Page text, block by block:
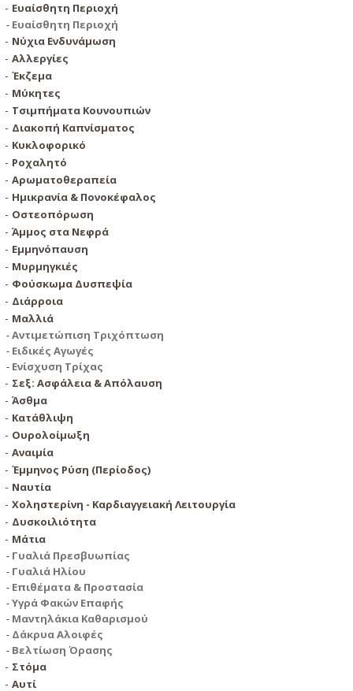
Ευαίσθητη Περιοχή
Ευαίσθητη Περιοχή
Νύχια Ενδυνάμωση
Αλλεργίες
Έκζεμα
Μύκητες
Τσιμπήματα Κουνουπιών
Διακοπή Καπνίσματος
Κυκλοφορικό
Ροχαλητό
Αρωματοθεραπεία
Ημικρανία & Πονοκέφαλος
Οστεοπόρωση
Άμμος στα Νεφρά
Εμμηνόπαυση
Μυρμηγκιές
Φούσκωμα Δυσπεψία
Διάρροια
Μαλλιά
Aντιμετώπιση Τριχόπτωση
Ειδικές Αγωγές
Ενίσχυση Τρίχας
Σεξ: Ασφάλεια & Απόλαυση
Άσθμα
Κατάθλιψη
Ουρολοίμωξη
Αναιμία
Έµµηνος Ρύση (Περίοδος)
Ναυτία
Χοληστερίνη - Καρδιαγγειακή Λειτουργία
Δυσκοιλιότητα
Μάτια
Γυαλιά Πρεσβυωπίας
Γυαλιά Ηλίου
Επιθέματα & Προστασία
Υγρά Φακών Επαφής
Μαντηλάκια Καθαρισμού
Δάκρυα Αλοιφές
Βελτίωση Όρασης
Στόμα
Αυτί